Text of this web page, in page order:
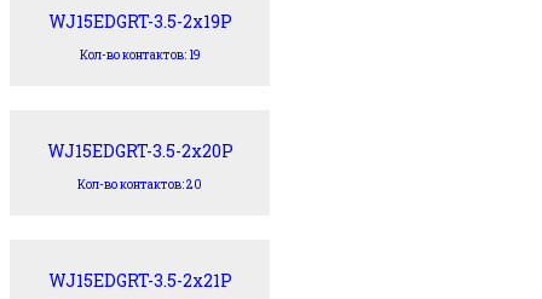
WJ15EDGRT-3.5-2x19P
Кол-во контактов: 19
WJ15EDGRT-3.5-2x20P
Кол-во контактов: 20
WJ15EDGRT-3.5-2x21P